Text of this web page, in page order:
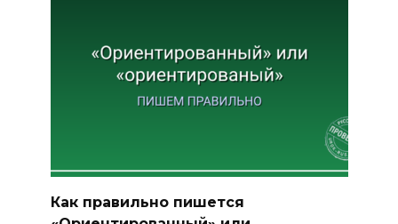
Как правильно пишется